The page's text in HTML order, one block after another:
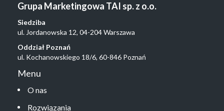
Grupa Marketingowa TAI sp. z o.o.
Siedziba
ul. Jordanowska 12, 04-204 Warszawa
Oddział Poznań
ul. Kochanowskiego 18/6, 60-846 Poznań
Menu
O nas
Rozwiązania